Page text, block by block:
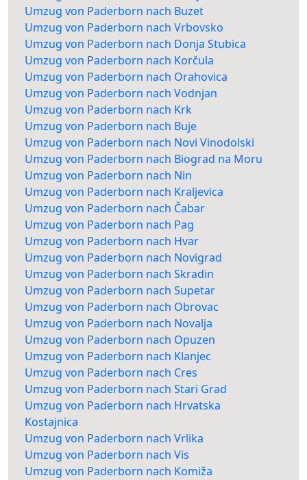
Umzug von Paderborn nach Buzet
Umzug von Paderborn nach Vrbovsko
Umzug von Paderborn nach Donja Stubica
Umzug von Paderborn nach Korčula
Umzug von Paderborn nach Orahovica
Umzug von Paderborn nach Vodnjan
Umzug von Paderborn nach Krk
Umzug von Paderborn nach Buje
Umzug von Paderborn nach Novi Vinodolski
Umzug von Paderborn nach Biograd na Moru
Umzug von Paderborn nach Nin
Umzug von Paderborn nach Kraljevica
Umzug von Paderborn nach Čabar
Umzug von Paderborn nach Pag
Umzug von Paderborn nach Hvar
Umzug von Paderborn nach Novigrad
Umzug von Paderborn nach Skradin
Umzug von Paderborn nach Supetar
Umzug von Paderborn nach Obrovac
Umzug von Paderborn nach Novalja
Umzug von Paderborn nach Opuzen
Umzug von Paderborn nach Klanjec
Umzug von Paderborn nach Cres
Umzug von Paderborn nach Stari Grad
Umzug von Paderborn nach Hrvatska
Kostajnica
Umzug von Paderborn nach Vrlika
Umzug von Paderborn nach Vis
Umzug von Paderborn nach Komiža